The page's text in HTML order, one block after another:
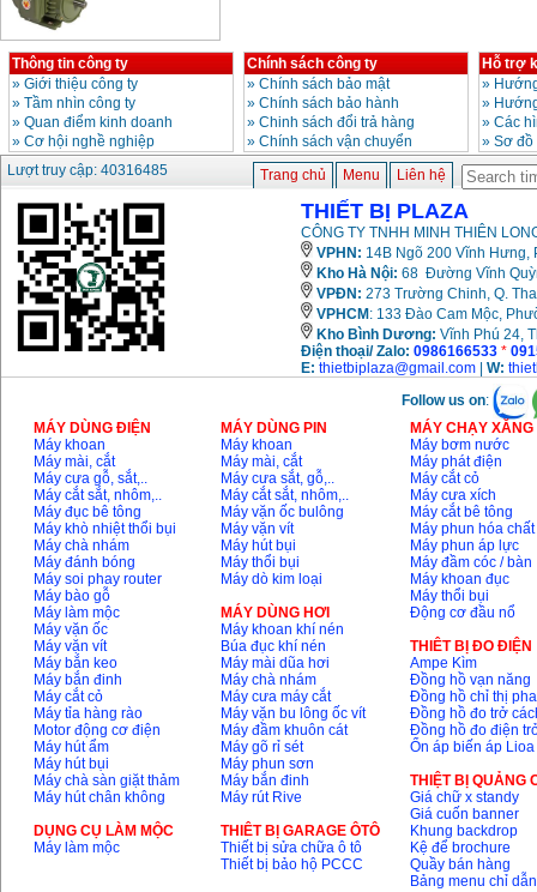
Bảng giá động cơ
diesel đầu nổ diesel
Giá:6500000
Bảng giá mũi khoan
rút lõi bê tông
330000VND
Máy khoan Bosch đa
năng GBH 2-26DRE
(800W)
Giá: 3980000
xăng Stihl MS661
Máy cắt góc đa năng
Makita LS1019L
(1510W)
Giá: 14068000
Bộ máy khoan 100
chi tiết Bosch GSB
13RE (650W)
Giá:
Máy khoan Bosch
GSB 16RE (750W)
Giá: 1850000
Động cơ xăng Honda
GX160 (5.5HP)
Giá:7200000
Thông tin công ty
» Giới thiệu công ty
» Tầm nhìn công ty
» Quan điểm kinh doanh
» Cơ hội nghề nghiệp
Chính sách công ty
» Chính sách bảo mật
» Chính sách bảo hành
» Chinh sách đổi trả hàng
» Chính sách vận chuyển
Hỗ trợ
»
»
» Các
» Sơ
Lượt truy cập: 40316485
Trang chủ Menu Liên hệ
THIẾT BỊ PLAZA
CÔNG TY TNHH MINH THIÊN
VPHN: 14B Ngõ 200 Vĩnh Hưng,
Kho Hà Nội: 68 Đường Vĩnh
VPĐN: 273 Trường Chinh, Q.
VPHCM : 133 Đào Cam Mộc,
Kho Bình Dương: Vĩnh Phú 24,
Điện thoại/ Zalo: 0986166533 *
E: thietbiplaza@gmail.com W:
Follow us on:
MÁY DÙNG ĐIỆN
Máy khoan
Máy mài, cắt
Máy cưa gỗ, sắt,..
Máy cắt sắt, nhôm,..
Máy đục bê tông
Máy khò nhiệt thổi bụi
Máy chà nhám
Máy đánh bóng
Máy soi phay router
Máy bào gỗ
Máy làm mộc
Máy vặn ốc
Máy vặn vít
Máy bắn keo
Máy bắn đinh
Máy cắt cỏ
Máy tỉa hàng rào
Motor động cơ điện
Máy hút ẩm
Máy hút bụi
Máy chà sàn giặt thảm
Máy hút chân không
DỤNG CỤ LÀM MỘC
Máy làm mộc
MÁY DÙNG PIN
Máy khoan
Máy mài, cắt
Máy cưa sắt, gỗ,..
Máy cắt sắt, nhôm,..
Máy vặn ốc bulông
Máy vặn vít
Máy hút bụi
Máy thổi bụi
Máy dò kim loại
MÁY DÙNG HƠI
Máy khoan khí nén
Búa đục khí nén
Máy mài dũa hơi
Máy chà nhám
Máy cưa máy cắt
Máy vặn bu lông ốc vít
Máy đầm khuôn cát
Máy gõ rỉ sét
Máy phun sơn
Máy bắn đinh
Máy rút Rive
THIÊT BỊ GARAGE ÔTÔ
Thiết bị sửa chữa ô tô
Thiết bị bảo hộ PCCC
MÁY CHẠY
Máy bơm nước
Máy phát điện
Máy cắt cỏ
Máy cưa xích
Máy cắt bê tông
Máy phun hóa chất
Máy phun áp lực
Máy đầm cóc / bàn
Máy khoan đục
Máy thổi bụi
Động cơ đầu nổ
THIÊT BỊ ĐO ĐIỆN
Ampe Kìm
Đồng hồ vạn năng
Đồng hồ chỉ thị pha
Đồng hồ đo trở
Đồng hồ đo điện
Ổn áp biến áp Lioa
THIỆT BỊ QUẢNG
Giá chữ x standy
Giá cuốn banner
Khung backdrop
Kệ để brochure
Quầy bán hàng
Bảng menu chỉ dẫn